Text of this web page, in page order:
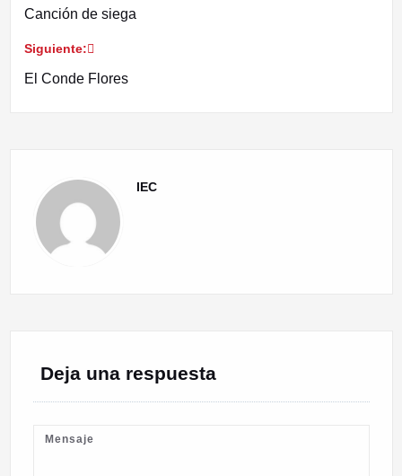
entradas
Canción de siega
Siguiente:
El Conde Flores
IEC
Deja una respuesta